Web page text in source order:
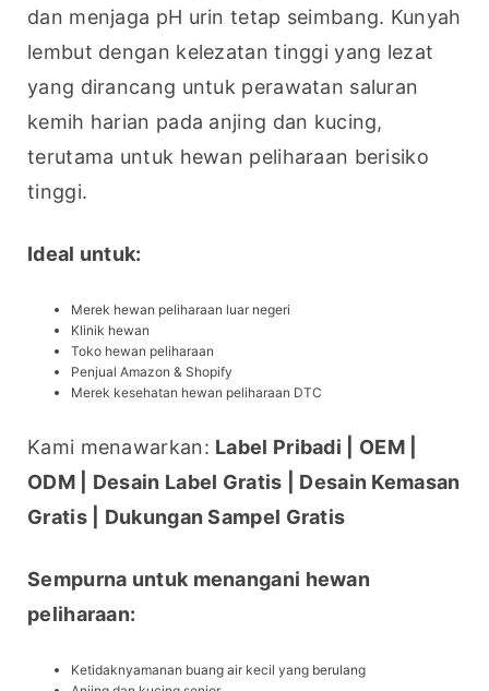
dan menjaga pH urin tetap seimbang. Kunyah
lembut dengan kelezatan tinggi yang lezat
yang dirancang untuk perawatan saluran
kemih harian pada anjing dan kucing,
terutama untuk hewan peliharaan berisiko
tinggi.
Ideal untuk:
Merek hewan peliharaan luar negeri
Klinik hewan
Toko hewan peliharaan
Penjual Amazon & Shopify
Merek kesehatan hewan peliharaan DTC
Kami menawarkan: Label Pribadi | OEM |
ODM | Desain Label Gratis | Desain Kemasan
Gratis | Dukungan Sampel Gratis
Sempurna untuk menangani hewan
peliharaan:
Ketidaknyamanan buang air kecil yang berulang